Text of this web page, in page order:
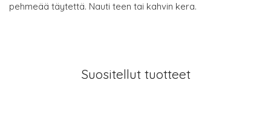
pehmeää täytettä. Nauti teen tai kahvin kera.
Suositellut tuotteet